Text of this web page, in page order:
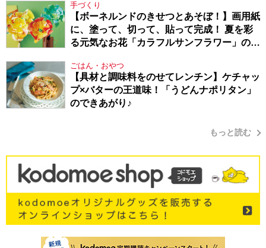
手づくり
【ボーネルンドのきせつとあそぼ！】画用紙
に、塗って、切って、貼って完成！ 夏を彩
る元気なお花「カラフルサンフラワー」の作
ごはん・おやつ
【具材と調味料をのせてレンチン】ケチャッ
プ×バターの王道味！「うどんナポリタン」
のできあがり♪
もっと読む